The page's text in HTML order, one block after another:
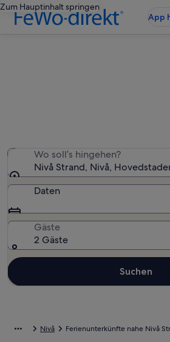
Zum Hauptinhalt springen
App
Wo soll’s hingehen?
Nivå Strand, Nivå,
Daten
Gäste
2 Gäste
Suchen
Nivå Ferienunterkünfte nahe Nivå